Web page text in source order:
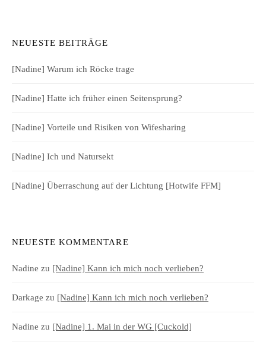
NEUESTE BEITRÄGE
[Nadine] Warum ich Röcke trage
[Nadine] Hatte ich früher einen Seitensprung?
[Nadine] Vorteile und Risiken von Wifesharing
[Nadine] Ich und Natursekt
[Nadine] Überraschung auf der Lichtung [Hotwife FFM]
NEUESTE KOMMENTARE
Nadine zu [Nadine] Kann ich mich noch verlieben?
Darkage zu [Nadine] Kann ich mich noch verlieben?
Nadine zu [Nadine] 1. Mai in der WG [Cuckold]